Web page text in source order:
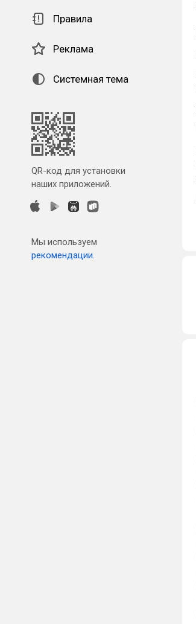
Правила
Реклама
Системная тема
QR-код для установки
наших приложений.
Мы используем
рекомендации.